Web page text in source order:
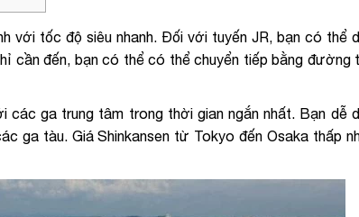
với tốc độ siêu nhanh. Đối với tuyến JR, bạn có thể
cần đến, bạn có thể có thể chuyển tiếp bằng đường
ga trung tâm trong thời gian ngắn nhất. Bạn dễ
ga tàu. Giá Shinkansen từ Tokyo đến Osaka thấp